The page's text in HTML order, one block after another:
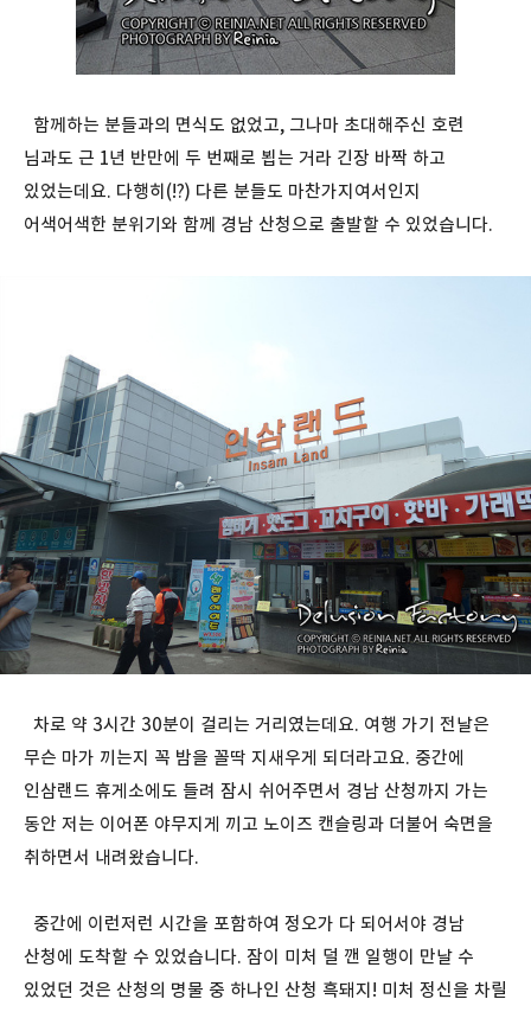
함께하는 분들과의 면식도 없었고, 그나마 초대해주신 호련
님과도 근 1년 반만에 두 번째로 뵙는 거라 긴장 바짝 하고
있었는데요. 다행히(!?) 다른 분들도 마찬가지여서인지
어색어색한 분위기와 함께 경남 산청으로 출발할 수 있었습니다.
차로 약 3시간 30분이 걸리는 거리였는데요. 여행 가기 전날은
무슨 마가 끼는지 꼭 밤을 꼴딱 지새우게 되더라고요. 중간에
인삼랜드 휴게소에도 들려 잠시 쉬어주면서 경남 산청까지 가는
동안 저는 이어폰 야무지게 끼고 노이즈 캔슬링과 더불어 숙면을
취하면서 내려왔습니다.
중간에 이런저런 시간을 포함하여 정오가 다 되어서야 경남
산청에 도착할 수 있었습니다. 잠이 미처 덜 깬 일행이 만날 수
있었던 것은 산청의 명물 중 하나인 산청 흑돼지! 미처 정신을 차릴